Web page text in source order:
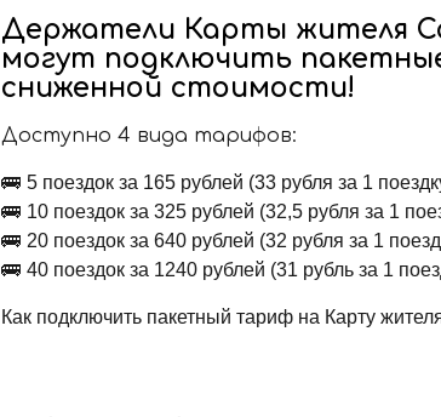
Держатели Карты жителя
могут подключить
сниженной стоимости!
Доступно 4 вида тарифов:
🚌 5 поездок за 165 рублей (33 рубля за 1
🚌 10 поездок за 325 рублей (32,5 рубля за 1
🚌 20 поездок за 640 рублей (32 рубля за 1
🚌 40 поездок за 1240 рублей (31 рубль за 1
Как подключить пакетный тариф на Карту